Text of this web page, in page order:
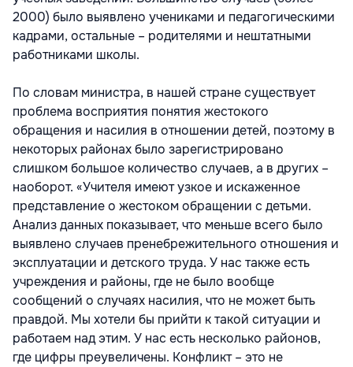
2000) было выявлено учениками и педагогическими
кадрами, остальные – родителями и нештатными
работниками школы.
По словам министра, в нашей стране существует
проблема восприятия понятия жестокого
обращения и насилия в отношении детей, поэтому в
некоторых районах было зарегистрировано
слишком большое количество случаев, а в других –
наоборот. «Учителя имеют узкое и искаженное
представление о жестоком обращении с детьми.
Анализ данных показывает, что меньше всего было
выявлено случаев пренебрежительного отношения и
эксплуатации и детского труда. У нас также есть
учреждения и районы, где не было вообще
сообщений о случаях насилия, что не может быть
правдой. Мы хотели бы прийти к такой ситуации и
работаем над этим. У нас есть несколько районов,
где цифры преувеличены. Конфликт – это не